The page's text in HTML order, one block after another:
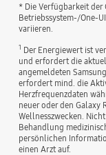
* Die Verfügbarkeit der
Betriebssystem-/One-
variieren.
1 Der Energiewert ist
und erfordert die
angemeldeten
erfordert mind. die
Herzfrequenzdaten
neuer oder den Galaxy
Wellnesszwecken.
Behandlung
persönlichen
einen Arzt auf.